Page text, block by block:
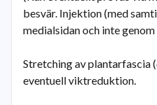
besvär. Injektion (med
medialsidan och inte
Stretching av plantarfascia
eventuell viktreduktion.